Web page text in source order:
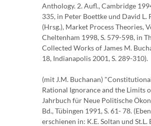
Anthology. 2. Aufl., Cambridge
335, in Peter Boettke und David L.
(Hrsg.), Market Process Theories,
Cheltenham 1998, S. 579-598, in
Collected Works of James M.
18, Indianapolis 2001, S. 289-310).
(mit J.M. Buchanan)
Rational Ignorance and the Limits
Jahrbuch für Neue Politische
Bd., Tübingen 1991, S. 61- 78.
erschienen in: K.E. Soltan und St.L.